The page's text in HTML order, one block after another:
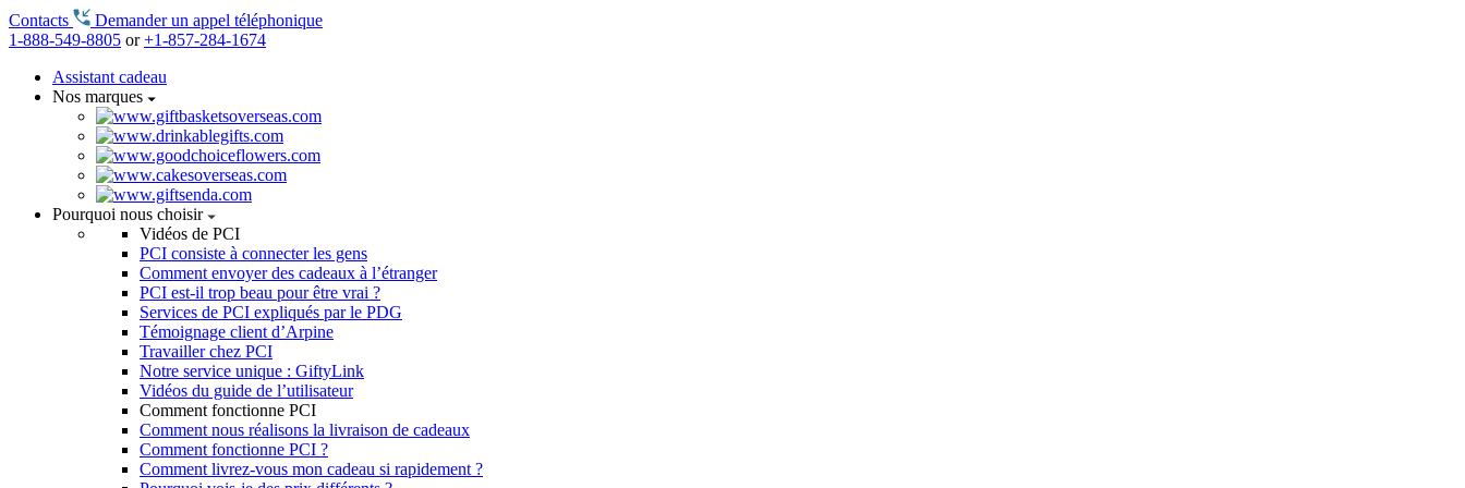
Contacts
Demander un appel téléphonique
1-888-549-8805 or+1-857-284-1674
Assistant cadeau
Nos marques
Pourquoi nous choisir
Vidéos de PCI
PCI consiste à connecter les gens
Comment envoyer des cadeaux à l’étranger
PCI est-il trop beau pour être vrai ?
Services de PCI expliqués par le PDG
Témoignage client d’Arpine
Travailler chez PCI
Notre service unique : GiftyLink
Vidéos du guide de l’utilisateur
Comment fonctionne PCI
Comment nous réalisons la livraison de cadeaux
Comment fonctionne PCI ?
Comment livrez-vous mon cadeau si rapidement ?